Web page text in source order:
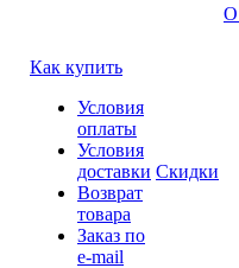
Как купить
Условия
оплаты
Условия
доставки
Возврат
товара
Заказ по
e-mail
Скидки
О